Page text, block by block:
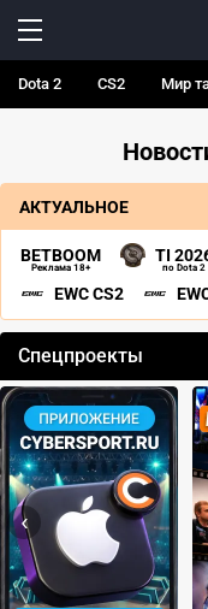
Dota 2 CS2 Мир
АКТУАЛЬНОЕ
BETBOOM
Реклама 18+
TI
по Dota 2
EWC CS2
Спецпроекты
‹